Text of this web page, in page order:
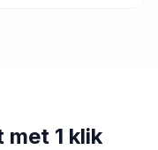
met 1 klik